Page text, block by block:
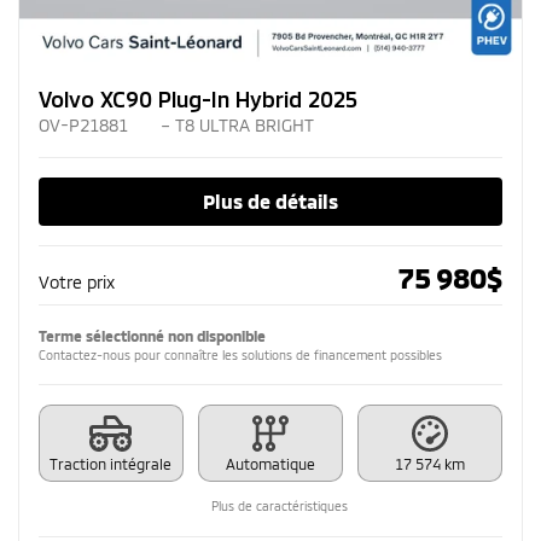
Volvo XC90 Plug-In Hybrid 2025
OV-P21881 – T8 ULTRA BRIGHT
Plus de détails
Votre prix 75 980$
Terme sélectionné non disponible
Contactez-nous pour connaître les solutions de financement possibles
Traction intégrale Automatique 17 574 km
Plus de caractéristiques